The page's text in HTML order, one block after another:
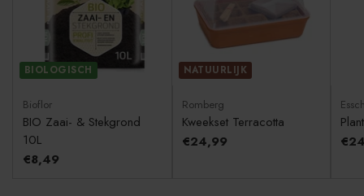
BIOLOGISCH
Bioflor
BIO Zaai- & Stekgrond
10L
€8,49
NATUURLIJK
Romberg
Kweekset Terracotta
€24,99